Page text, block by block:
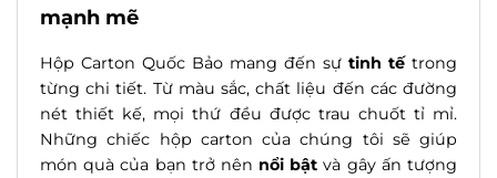
mạnh mẽ
Hộp Carton Quốc Bảo mang đến sự tinh tếtrong
từng chi tiết. Từ màu sắc, chất liệu đến các đường
nét thiết kế, mọi thứ đều được trau chuốt tỉ mỉ.
Những chiếc hộp carton của chúng tôi sẽ giúp
món quà của bạn trở nên nổi bật và gây ấn tượng